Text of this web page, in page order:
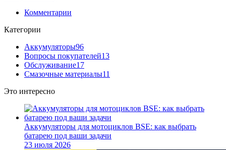
Комментарии
Категории
Аккумуляторы96
Вопросы покупателей13
Обслуживание17
Смазочные материалы11
Это интересно
Аккумуляторы для мотоциклов BSE: как выбрать
батарею под ваши задачи
23 июля 2026